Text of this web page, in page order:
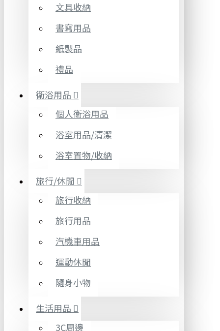
文具收納
書寫用品
紙製品
禮品
衛浴用品
個人衛浴用品
浴室用品/清潔
浴室置物/收納
旅行/休閒
旅行收納
旅行用品
汽機車用品
運動休閒
隨身小物
生活用品
3C周邊